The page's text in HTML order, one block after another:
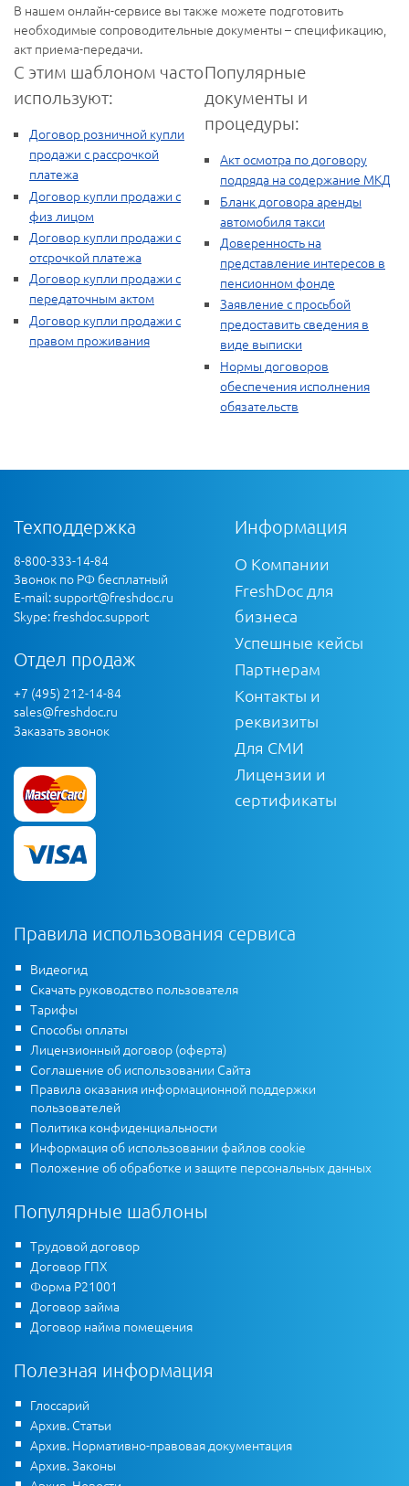
В нашем онлайн-сервисе вы также можете подготовить
необходимые сопроводительные документы – спецификацию,
акт приема-передачи.
С этим шаблоном часто
используют:
Договор розничной купли
продажи с рассрочкой
платежа
Договор купли продажи с
физ лицом
Договор купли продажи с
отсрочкой платежа
Договор купли продажи с
передаточным актом
Договор купли продажи с
правом проживания
Популярные
документы и
процедуры:
Акт осмотра по договору
подряда на содержание МКД
Бланк договора аренды
автомобиля такси
Доверенность на
представление интересов в
пенсионном фонде
Заявление с просьбой
предоставить сведения в
виде выписки
Нормы договоров
обеспечения исполнения
обязательств
Техподдержка
8-800-333-14-84
Звонок по РФ бесплатный
E-mail:support@freshdoc.ru
Skype: freshdoc.support
Отдел продаж
+7 (495) 212-14-84
sales@freshdoc.ru
Заказать звонок
Информация
О Компании
FreshDoc для
бизнеса
Успешные кейсы
Партнерам
Контакты и
реквизиты
Для СМИ
Лицензии и
сертификаты
Правила использования сервиса
Видеогид
Скачать руководство пользователя
Тарифы
Способы оплаты
Лицензионный договор (оферта)
Соглашение об использовании Сайта
Правила оказания информационной поддержки
пользователей
Политика конфиденциальности
Информация об использовании файлов cookie
Положение об обработке и защите персональных данных
Популярные шаблоны
Трудовой договор
Договор ГПХ
Форма Р21001
Договор займа
Договор найма помещения
Полезная информация
Глоссарий
Архив. Статьи
Архив. Нормативно-правовая документация
Архив. Законы